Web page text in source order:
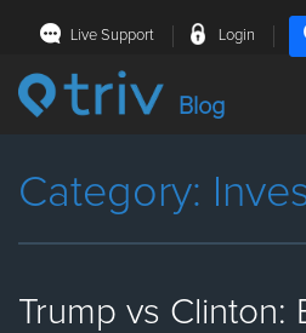
Live Support Login
Blog
Category:
Trump vs Clinton: